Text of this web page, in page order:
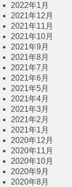
2022年1月
2021年12月
2021年11月
2021年10月
2021年9月
2021年8月
2021年7月
2021年6月
2021年5月
2021年4月
2021年3月
2021年2月
2021年1月
2020年12月
2020年11月
2020年10月
2020年9月
2020年8月